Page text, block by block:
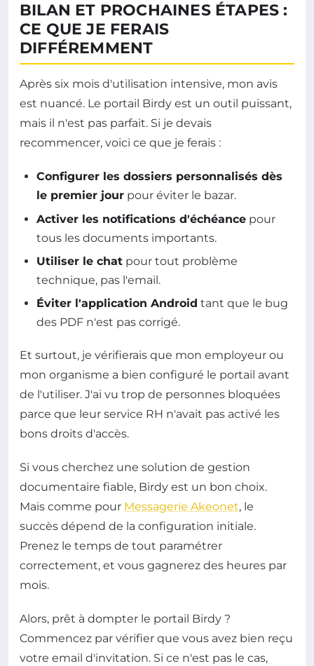
BILAN ET PROCHAINES ÉTAPES :
CE QUE JE FERAIS
DIFFÉREMMENT
Après six mois d'utilisation intensive, mon avis
est nuancé. Le portail Birdy est un outil puissant,
mais il n'est pas parfait. Si je devais
recommencer, voici ce que je ferais :
Configurer les dossiers personnalisés dès
le premier jour pour éviter le bazar.
Activer les notifications d'échéance pour
tous les documents importants.
Utiliser le chat pour tout problème
technique, pas l'email.
Éviter l'application Android tant que le bug
des PDF n'est pas corrigé.
Et surtout, je vérifierais que mon employeur ou
mon organisme a bien configuré le portail avant
de l'utiliser. J'ai vu trop de personnes bloquées
parce que leur service RH n'avait pas activé les
bons droits d'accès.
Si vous cherchez une solution de gestion
documentaire fiable, Birdy est un bon choix.
Mais comme pour Messagerie Akeonet, le
succès dépend de la configuration initiale.
Prenez le temps de tout paramétrer
correctement, et vous gagnerez des heures par
mois.
Alors, prêt à dompter le portail Birdy ?
Commencez par vérifier que vous avez bien reçu
votre email d'invitation. Si ce n'est pas le cas,